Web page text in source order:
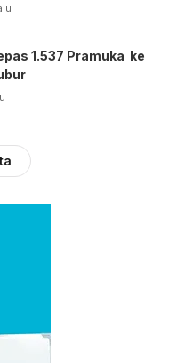
1.537 Pramuka ke